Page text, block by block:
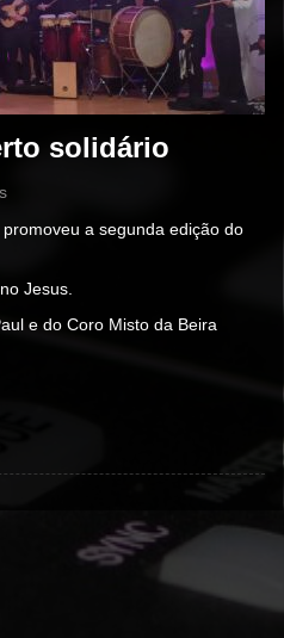
solidário
a segunda edição do
Jesus.
e do Coro Misto da Beira